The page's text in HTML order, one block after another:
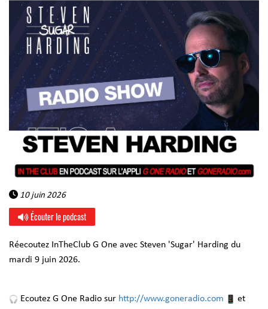
10 juin 2026
Écouter le podcast
Réecoutez InTheClub G One avec Steven 'Sugar' Harding du
mardi 9 juin 2026.
Ecoutez G One Radio sur http://www.goneradio.com et